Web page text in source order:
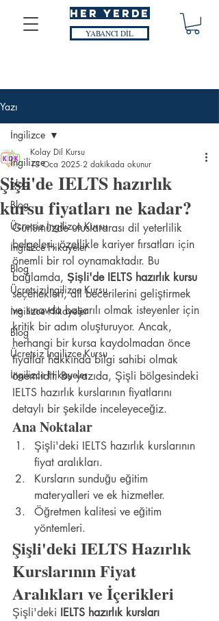
HER YERDE
YABANCI DİL
Yazı
İngilizce
blog
Blog
Ücretsiz İngilizce Kursu
İngilizce Hikayeler
Blog
Ücretsiz İngilizce Kursu
İngilizce Hikayeler
Blog
Ücretsiz İngilizce Kursu
İngilizce Hikayeler
İngilizce
Şişli'de IELTS hazırlık
kursu fiyatları ne kadar?
Kolay Dil Kursu
13 Oca 2025 2 dakikada okunur
Günümüzde uluslararası dil yeterlilik
belgeleri, özellikle kariyer fırsatları için
önemli bir rol oynamaktadır. Bu
bağlamda, Şişli'de IELTS hazırlık kursu
seçenekleri, dil becerilerini geliştirmek
ve sınavda başarılı olmak isteyenler için
kritik bir adım oluşturuyor. Ancak,
herhangi bir kursa kaydolmadan önce
fiyatlar hakkında bilgi sahibi olmak
önemlidir. Bu yazıda, Şişli bölgesindeki
IELTS hazırlık kurslarının fiyatlarını
detaylı bir şekilde inceleyeceğiz.
Ana Noktalar
Şişli'deki IELTS hazırlık kurslarının
fiyat aralıkları.
Kursların sunduğu eğitim
materyalleri ve ek hizmetler.
Öğretmen kalitesi ve eğitim
yöntemleri.
Şişli'deki IELTS Hazırlık
Kurslarının Fiyat
Aralıkları ve İçerikleri
Şişli'deki IELTS hazırlık kursları